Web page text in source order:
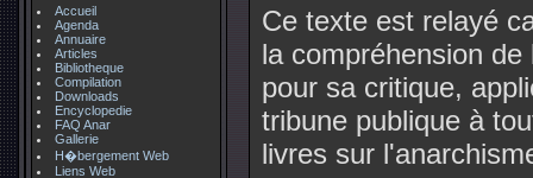
Accueil
Agenda
Annuaire
Articles
Bibliotheque
Compilation
Downloads
Encyclopedie
FAQ Anar
Gallerie
H�bergement Web
Liens Web
Ce texte est relayé
la compréhension
pour sa critique,
tribune publique à
livres sur